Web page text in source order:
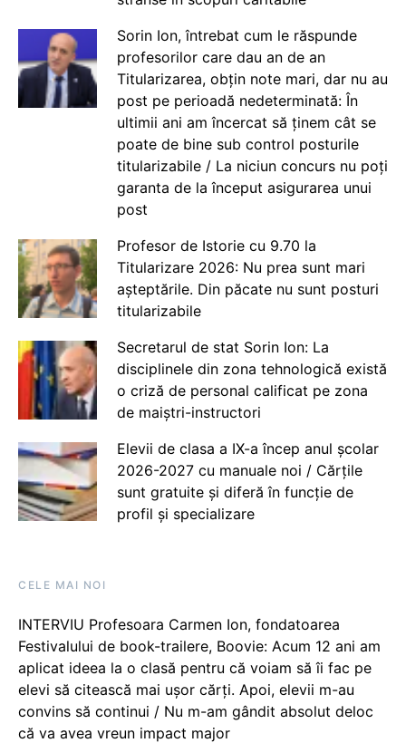
Sorin Ion, întrebat cum le răspunde
profesorilor care dau an de an
Titularizarea, obțin note mari, dar nu au
post pe perioadă nedeterminată: În
ultimii ani am încercat să ținem cât se
poate de bine sub control posturile
titularizabile / La niciun concurs nu poți
garanta de la început asigurarea unui
post
Profesor de Istorie cu 9.70 la
Titularizare 2026: Nu prea sunt mari
așteptările. Din păcate nu sunt posturi
titularizabile
Secretarul de stat Sorin Ion: La
disciplinele din zona tehnologică există
o criză de personal calificat pe zona
de maiștri-instructori
Elevii de clasa a IX-a încep anul școlar
2026-2027 cu manuale noi / Cărțile
sunt gratuite și diferă în funcție de
profil și specializare
CELE MAI NOI
INTERVIU Profesoara Carmen Ion, fondatoarea
Festivalului de book-trailere, Boovie: Acum 12 ani am
aplicat ideea la o clasă pentru că voiam să îi fac pe
elevi să citească mai ușor cărți. Apoi, elevii m-au
convins să continui / Nu m-am gândit absolut deloc
că va avea vreun impact major